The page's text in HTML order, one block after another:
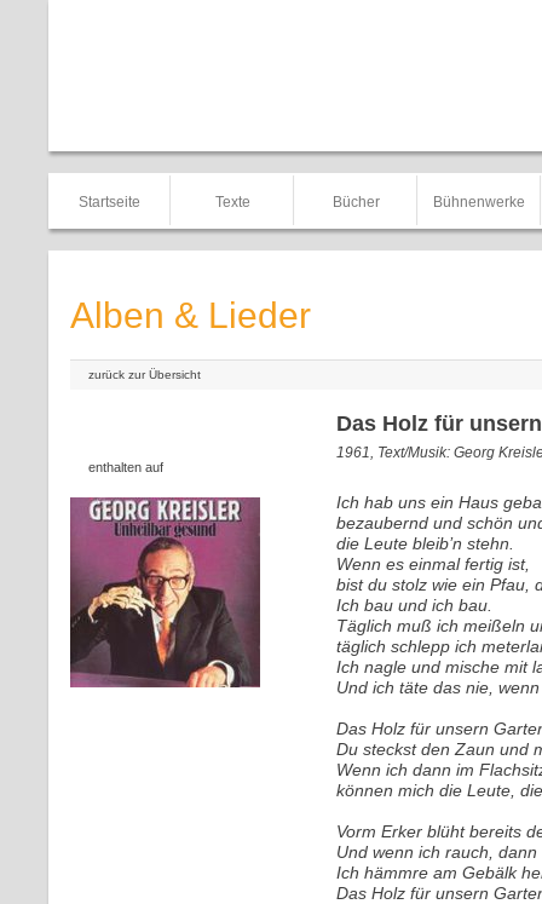
Startseite Texte Bücher Bühnenwerke
Alben & Lieder
zurück zur Übersicht
enthalten auf
Das Holz für
1961, Text/Musik: Georg
Ich hab uns ein Haus
bezaubernd und schön
die Leute bleib’n stehn.
Wenn es einmal fertig ist,
bist du stolz wie ein Pfau,
Ich bau und ich bau.
Täglich muß ich meißeln
täglich schlepp ich
Ich nagle und mische mit
Und ich täte das nie,
Das Holz für unsern
Du steckst den Zaun und
Wenn ich dann im
können mich die Leute,
Vorm Erker blüht bereits
Und wenn ich rauch,
Ich hämmre am Gebälk
Das Holz für unsern